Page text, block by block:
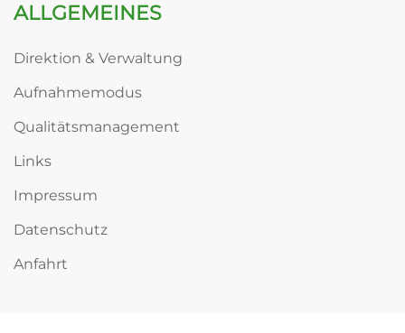
ALLGEMEINES
Direktion & Verwaltung
Aufnahmemodus
Qualitätsmanagement
Links
Impressum
Datenschutz
Anfahrt